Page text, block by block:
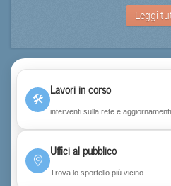
Leggi
🛠
Lavori in corso
interventi sulla rete e
Uffici al pubblico
Trova lo sportello più vicino